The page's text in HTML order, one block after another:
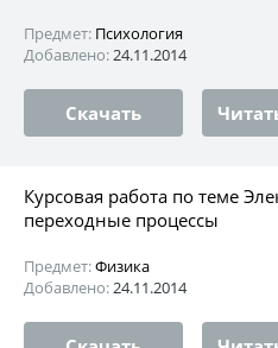
Предмет: Психология
Добавлено:24.11.2014
Скачать
Курсовая работа по теме
переходные процессы
Предмет:Физика
Добавлено:24.11.2014